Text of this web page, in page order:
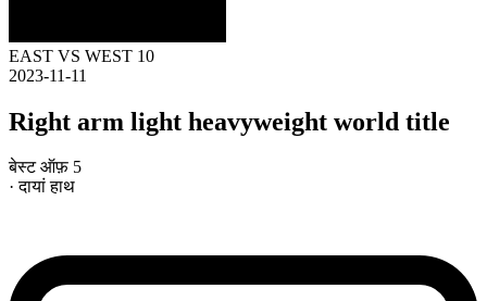
EAST VS WEST 10
2023-11-11
Right arm light heavyweight world title
बेस्ट ऑफ़ 5
· दायां हाथ